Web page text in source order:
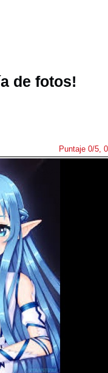
de fotos!
Puntaje 0/5,